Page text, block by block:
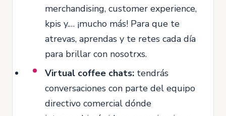
merchandising, customer experience,
kpis y.… ¡mucho más! Para que te
atrevas, aprendas y te retes cada día
para brillar con nosotrxs.
Virtual coffee chats: tendrás
conversaciones con parte del equipo
directivo comercial dónde